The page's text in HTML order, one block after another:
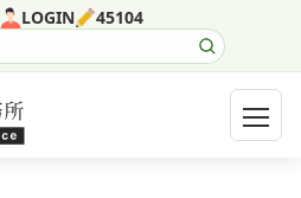
LOGIN 45104
開啟